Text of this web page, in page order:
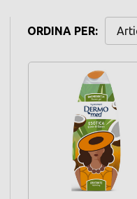
ORDINA PER: